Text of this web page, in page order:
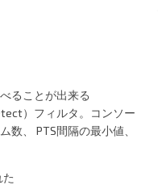
ることが出来る
）フィルタ。コンソー
数、 PTS間隔の最小値、